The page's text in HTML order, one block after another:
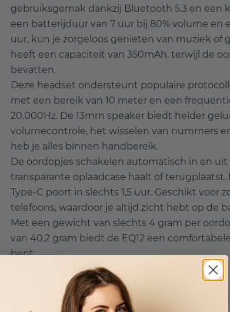
gebruiksgemak dankzij Bluetooth 5.3 en een
een batterijduur van 7 uur bij 80% volume en
uur, kun je zorgeloos genieten van muziek of
heeft een capaciteit van 350mAh, terwijl de
bevatten.
Deze headset ondersteunt populaire
met een bereik van 10 meter en een
20.000Hz. De 13mm speaker biedt helder
volumecontrole, het wisselen van nummers
heb je alles binnen handbereik.
De oordopjes schakelen automatisch in en
transparante oplaadcase haalt of terugplaatst.
Type-C poort in slechts 1,5 uur. Geschikt voor
telefoons, waardoor je altijd zicht hebt op de
Met een gewicht van slechts 4 gram per
van 40,2 gram biedt de EQ12 een
bent.